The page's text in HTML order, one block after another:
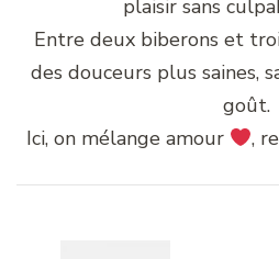
plaisir sans
Entre deux biberons et
des douceurs plus saines,
goût.
Ici, on mélange amour
,